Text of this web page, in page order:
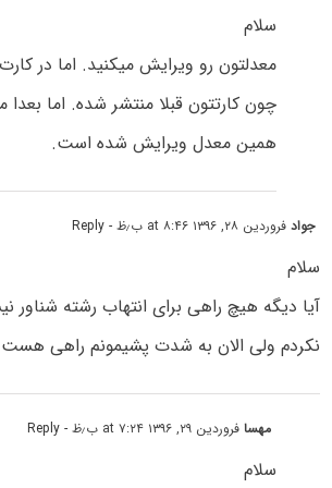
سلام
معدلتون رو ویرایش میکنید. اما در
چون کارتتون قبلا منتشر شده. اما
همین معدل ویرایش شده است.
جوادفروردین ۲۸, ۱۳۹۶ at ۸:۴۶ ب٫ظ - Reply
سلام
آیا دیگه هیچ راهی برای انتهاب رشته
نکردم ولی الان به شدت پشیمونم راهی هست
مهسافروردین ۲۹, ۱۳۹۶ at ۷:۲۴ ب٫ظ - Reply
سلام